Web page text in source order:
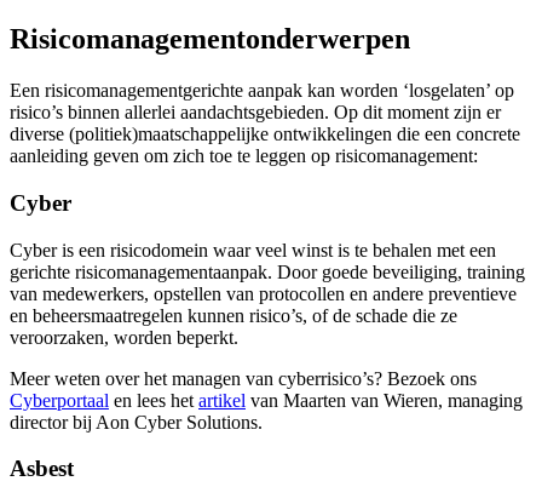
Risicomanagementonderwerpen
Een risicomanagementgerichte aanpak kan worden ‘losgelaten’ op
risico’s binnen allerlei aandachtsgebieden. Op dit moment zijn er
diverse (politiek)maatschappelijke ontwikkelingen die een concrete
aanleiding geven om zich toe te leggen op risicomanagement:
Cyber
Cyber is een risicodomein waar veel winst is te behalen met een
gerichte risicomanagementaanpak. Door goede beveiliging, training
van medewerkers, opstellen van protocollen en andere preventieve
en beheersmaatregelen kunnen risico’s, of de schade die ze
veroorzaken, worden beperkt.
Meer weten over het managen van cyberrisico’s? Bezoek ons
Cyberportaal en lees het artikel van Maarten van Wieren, managing
director bij Aon Cyber Solutions.
Asbest